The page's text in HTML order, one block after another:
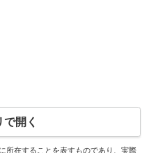
開く
所在することを表すものであり、実際